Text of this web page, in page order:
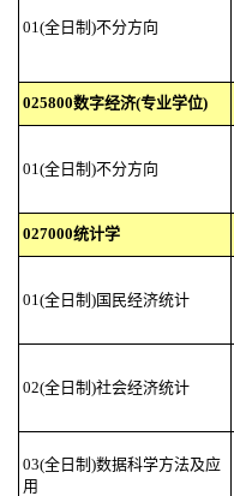
01(全日制)不分方向
025800数字经济(专业学位)
01(全日制)不分方向
027000统计学
01(全日制)国民经济统计
02(全日制)社会经济统计
03(全日制)数据科学方法及应
用